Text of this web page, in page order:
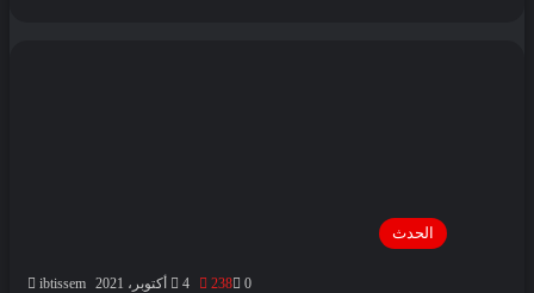
الحدث
ibtissem 4 أكتوبر، 2021 0
238